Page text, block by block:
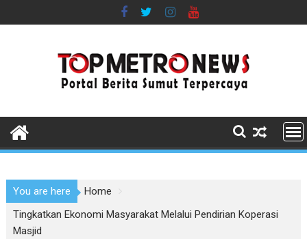
to
You are here
Home
Tingkatkan Ekonomi Masyarakat Melalui Pendirian Koperasi
Masjid